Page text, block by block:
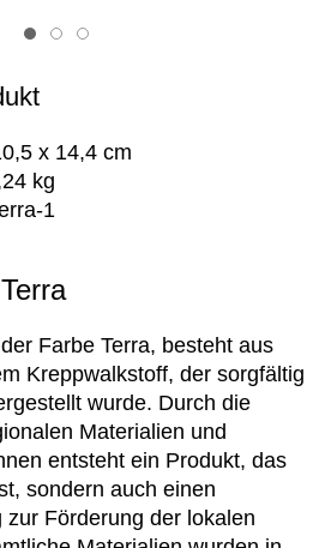
Item 1
Item 2Item 3
x 14,4 cm
kg
1
Farbe Terra, besteht aus
Kreppwalkstoff, der sorgfältig
wurde. Durch die
Materialien und
entsteht ein Produkt, das
sondern auch einen
Förderung der lokalen